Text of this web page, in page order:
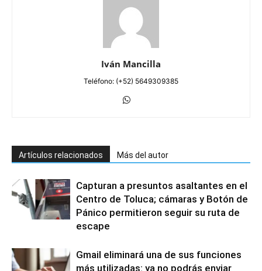
Iván Mancilla
Teléfono: (+52) 5649309385
Artículos relacionados Más del autor
Capturan a presuntos asaltantes en el
Centro de Toluca; cámaras y Botón de
Pánico permitieron seguir su ruta de
escape
Gmail eliminará una de sus funciones
más utilizadas: ya no podrás enviar